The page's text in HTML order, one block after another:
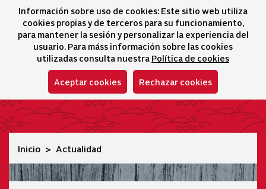
Información sobre uso de cookies: Este sitio web utiliza
cookies propias y de terceros para su funcionamiento,
para mantener la sesión y personalizar la experiencia del
usuario. Para máss información sobre las cookies
utilizadas consulta nuestra Política de cookies
Aceptar cookies Rechazar cookies
Selector idioma
icono
Actualidad
Inicio Actualidad